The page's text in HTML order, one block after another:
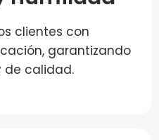
clientes con
garantizando
de calidad.